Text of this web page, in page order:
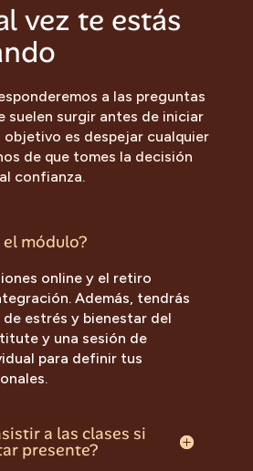
vez te estás
a las preguntas
suelen surgir antes de iniciar
objetivo es despejar cualquier
de que tomes la decisión
confianza.
módulo?
online y el retiro
Además, tendrás
estrés y bienestar del
y una sesión de
para definir tus
a las clases si
presente?